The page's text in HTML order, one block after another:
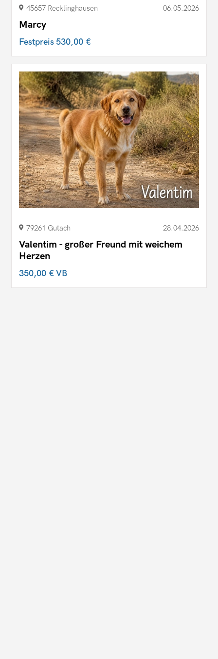
45657 Recklinghausen 06.05.2026
Marcy
Festpreis530,00 €
79261 Gutach 28.04.2026
Valentim - großer Freund mit weichem
Herzen
350,00 €VB